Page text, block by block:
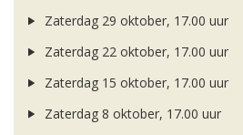
Zaterdag 29 oktober, 17.00 uur
Zaterdag 22 oktober, 17.00 uur
Zaterdag 15 oktober, 17.00 uur
Zaterdag 8 oktober, 17.00 uur